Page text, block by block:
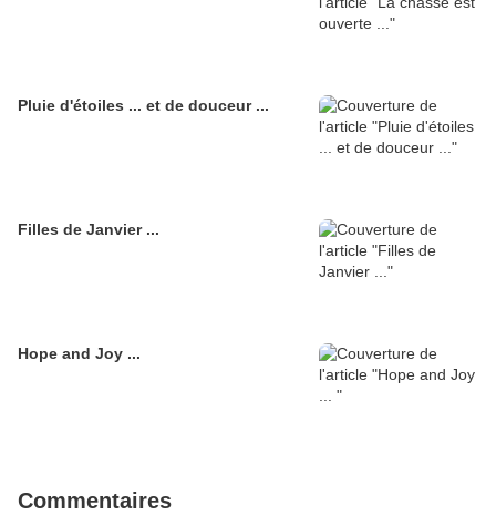
Pluie d'étoiles ... et de douceur ...
Filles de Janvier ...
Hope and Joy ...
Commentaires